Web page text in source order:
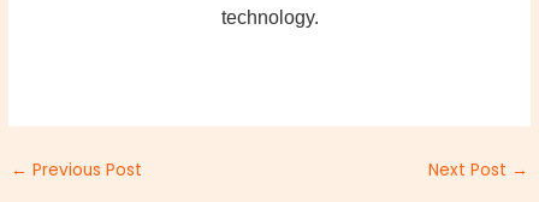
technology.
← Previous Post Next Post →